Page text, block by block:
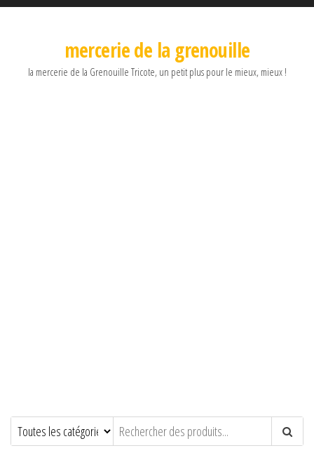
mercerie de la grenouille
la mercerie de la Grenouille Tricote, un petit plus pour le mieux, mieux !